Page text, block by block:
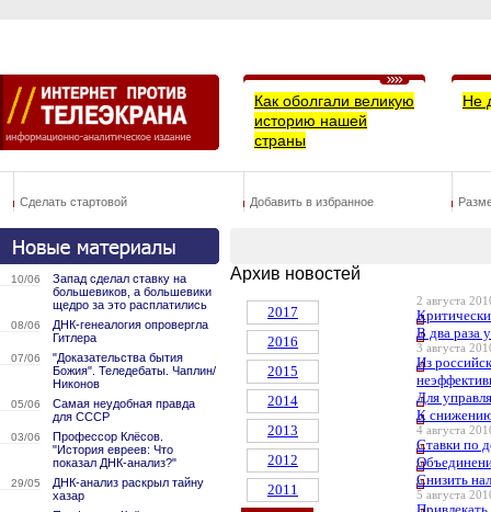
Как оболгали великую
историю нашей
страны
Не
Сделать стартовой Добавить в избранное
10/06
Запад сделал ставку на
большевиков, а большевики
щедро за это расплатились
08/06
ДНК-генеалогия опровергла
Гитлера
07/06
"Доказательства бытия
Божия". Теледебаты. Чаплин/
Никонов
05/06
Самая неудобная правда
для СССР
03/06
Профессор Клёсов.
"История евреев: Что
показал ДНК-анализ?"
29/05
ДНК-анализ раскрыл тайну
хазар
Архив новостей
2017
2016
2015
2014
2013
2012
2011
2 августа
В два раза
3 августа
Из
Для
К
4 августа
Ставки по
Снизить
5 августа